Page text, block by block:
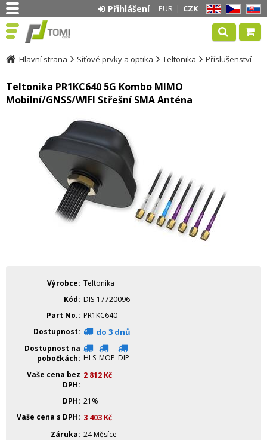
EN CZ SK
EUR CZK
Přihlášení
Hlavní strana Síťové prvky a optika Teltonika Příslušenství
Teltonika PR1KC640 5G Kombo MIMO
Mobilní/GNSS/WIFI Střešní SMA Anténa
Výrobce Teltonika
Kód
DIS-17720096
Part No.
PR1KC640
Dostupnost
do 3 dnů
Dostupnost na
pobočkách
HLS MOP DIP
Vaše cena bez
DPH
2 812 Kč
DPH 21%
Vaše cena s DPH
3 403 Kč
Záruka 24 Měsíce